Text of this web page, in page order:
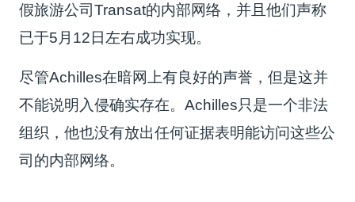
假旅游公司Transat的内部网络，并且他们声称
已于5月12日左右成功实现。
尽管Achilles在暗网上有良好的声誉，但是这并
不能说明入侵确实存在。Achilles只是一个非法
组织，他也没有放出任何证据表明能访问这些公
司的内部网络。